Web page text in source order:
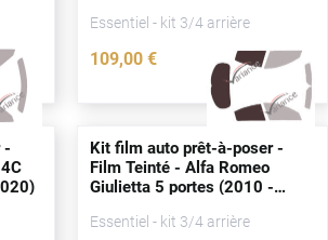
ALF
Essentiel - kit 3/4 arrière
109,00 €
0045-ALF
-
Kit film auto prêt-à-poser -
Film Teinté - Alfa Romeo
Giulietta 5portes (2010 -
Essentiel - kit 3/4 arrière